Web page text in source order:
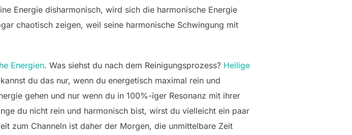
Energie disharmonisch, wird sich die harmonische Energie
chaotisch zeigen, weil seine harmonische Schwingung mit
Energien. Was siehst du nach dem Reinigungsprozess? Heilige
du das nur, wenn du energetisch maximal rein und
gehen und nur wenn du in 100%-iger Resonanz mit ihrer
du nicht rein und harmonisch bist, wirst du vielleicht ein paar
zum Channeln ist daher der Morgen, die unmittelbare Zeit